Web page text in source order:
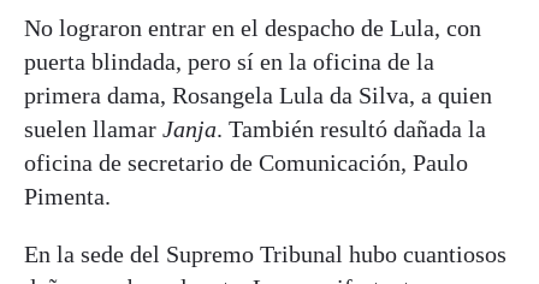
No lograron entrar en el despacho de Lula, con
puerta blindada, pero sí en la oficina de la
primera dama, Rosangela Lula da Silva, a quien
suelen llamar Janja. También resultó dañada la
oficina de secretario de Comunicación, Paulo
Pimenta.
En la sede del Supremo Tribunal hubo cuantiosos